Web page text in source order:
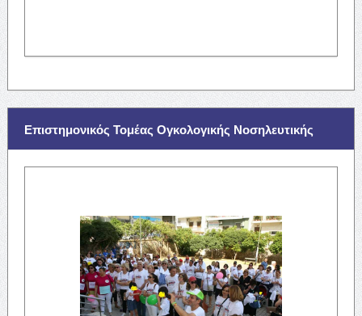
Επιστημονικός Τομέας Ογκολογικής Νοσηλευτικής